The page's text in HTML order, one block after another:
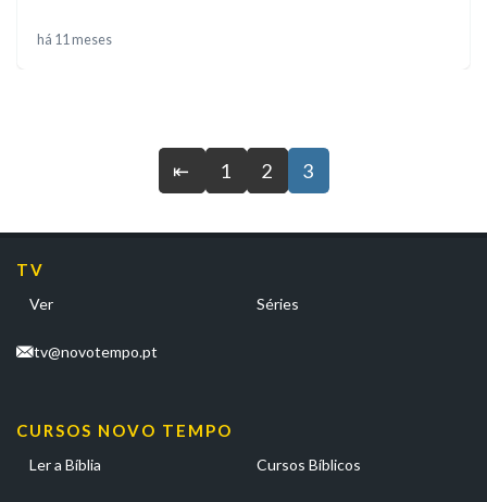
há 11 meses
⇤ 1 2 3
TV
Ver Séries
tv@novotempo.pt
CURSOS NOVO TEMPO
Ler a Bíblia Cursos Bíblicos